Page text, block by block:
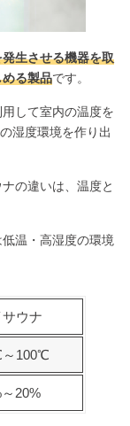
生させる機器を取
る製品です。
して室内の温度を
湿度環境を作り出
の違いは、温度と
温・高湿度の環境
サウナ
100℃
20%